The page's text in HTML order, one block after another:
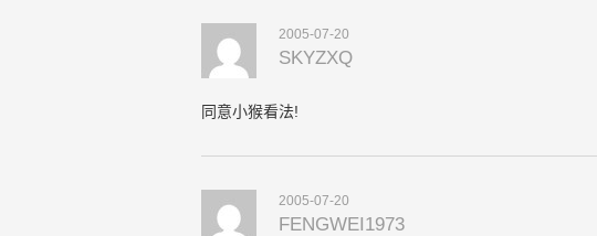
2005-07-20
SKYZXQ
同意小猴看法!
2005-07-20
FENGWEI1973